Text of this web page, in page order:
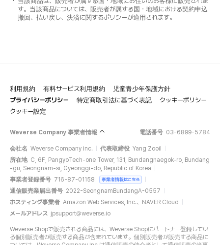
す。当該商品については、販売者が属する国・地域における契約申込
撤回、払い戻し、決済に関するポリシーが適用されます。
利用規約 有料サービス利用規約
児童青少年保護方針
プライバシーポリシー
特定商取引法に基づく表記
クッキーポリシー
クッキー設定
Weverse Company 事業者情報 電話番号 03-6899-5784
会社名 Weverse Company Inc. 代表取締役 Yang Zooil
所在地 C, 6F, PangyoTech-one Tower, 131, Bundangnaegok-ro, Bundang
-gu, Seongnam-si, Gyeonggi-do, Republic of Korea
事業者登録番号 716-87-01158 事業者情報はこちら
通信販売業届出番号 2022-SeongnamBundangA-0557
ホスティング事業者 Amazon Web Services, Inc.、NAVER Cloud
メールアドレス jpsupport@weverse.io
Weverse Shopで販売される商品には、Weverse Shopにパートナー登録してい
る個別販売者が販売する商品が含まれています。個別販売者が販売する商品に